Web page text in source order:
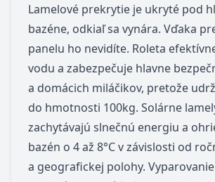
Lamelové prekrytie je ukryté pod
bazéne, odkiaľ sa vynára. Vďaka
panelu ho nevidíte. Roleta
vodu a zabezpečuje hlavne
a domácich miláčikov, pretože
do hmotnosti 100kg. Solárne
zachytávajú slnečnú energiu a
bazén o 4 až 8°C v závislosti od
a geografickej polohy.